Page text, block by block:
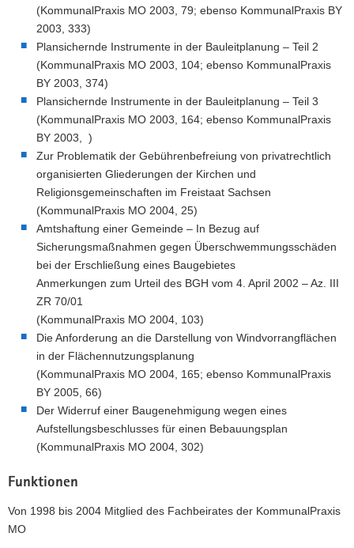
(KommunalPraxis MO 2003, 79; ebenso KommunalPraxis BY
2003, 333)
Plansichernde Instrumente in der Bauleitplanung – Teil 2
(KommunalPraxis MO 2003, 104; ebenso KommunalPraxis
BY 2003, 374)
Plansichernde Instrumente in der Bauleitplanung – Teil 3
(KommunalPraxis MO 2003, 164; ebenso KommunalPraxis
BY 2003, )
Zur Problematik der Gebührenbefreiung von privatrechtlich
organisierten Gliederungen der Kirchen und
Religionsgemeinschaften im Freistaat Sachsen
(KommunalPraxis MO 2004, 25)
Amtshaftung einer Gemeinde – In Bezug auf
Sicherungsmaßnahmen gegen Überschwemmungsschäden
bei der Erschließung eines Baugebietes
Anmerkungen zum Urteil des BGH vom 4. April 2002 – Az. III
ZR 70/01
(KommunalPraxis MO 2004, 103)
Die Anforderung an die Darstellung von Windvorrangflächen
in der Flächennutzungsplanung
(KommunalPraxis MO 2004, 165; ebenso KommunalPraxis
BY 2005, 66)
Der Widerruf einer Baugenehmigung wegen eines
Aufstellungsbeschlusses für einen Bebauungsplan
(KommunalPraxis MO 2004, 302)
Funktionen
Von 1998 bis 2004 Mitglied des Fachbeirates der KommunalPraxis
MO